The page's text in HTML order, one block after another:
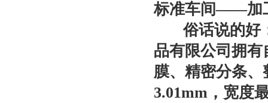
标准车间——加
俗话说的好：
品有限公司拥
膜、精密分条
3.01mm，宽度